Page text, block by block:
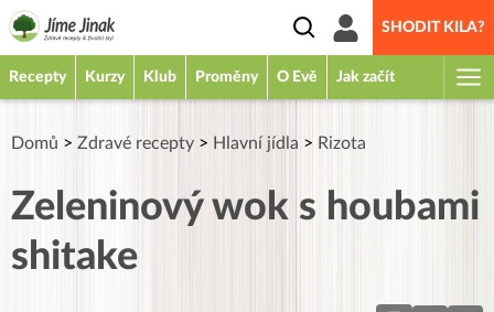
SHODIT KILA?
Recepty Kurzy Klub Proměny O Evě Jak začít
Domů > Zdravé recepty > Hlavní jídla > Rizota
Zeleninový wok s houbami
shitake